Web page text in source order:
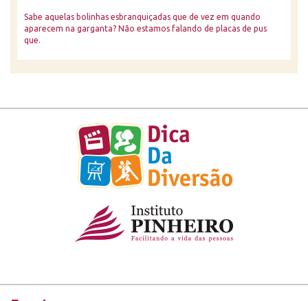
Sabe aquelas bolinhas esbranquiçadas que de vez em quando
aparecem na garganta? Não estamos falando de placas de pus
que.